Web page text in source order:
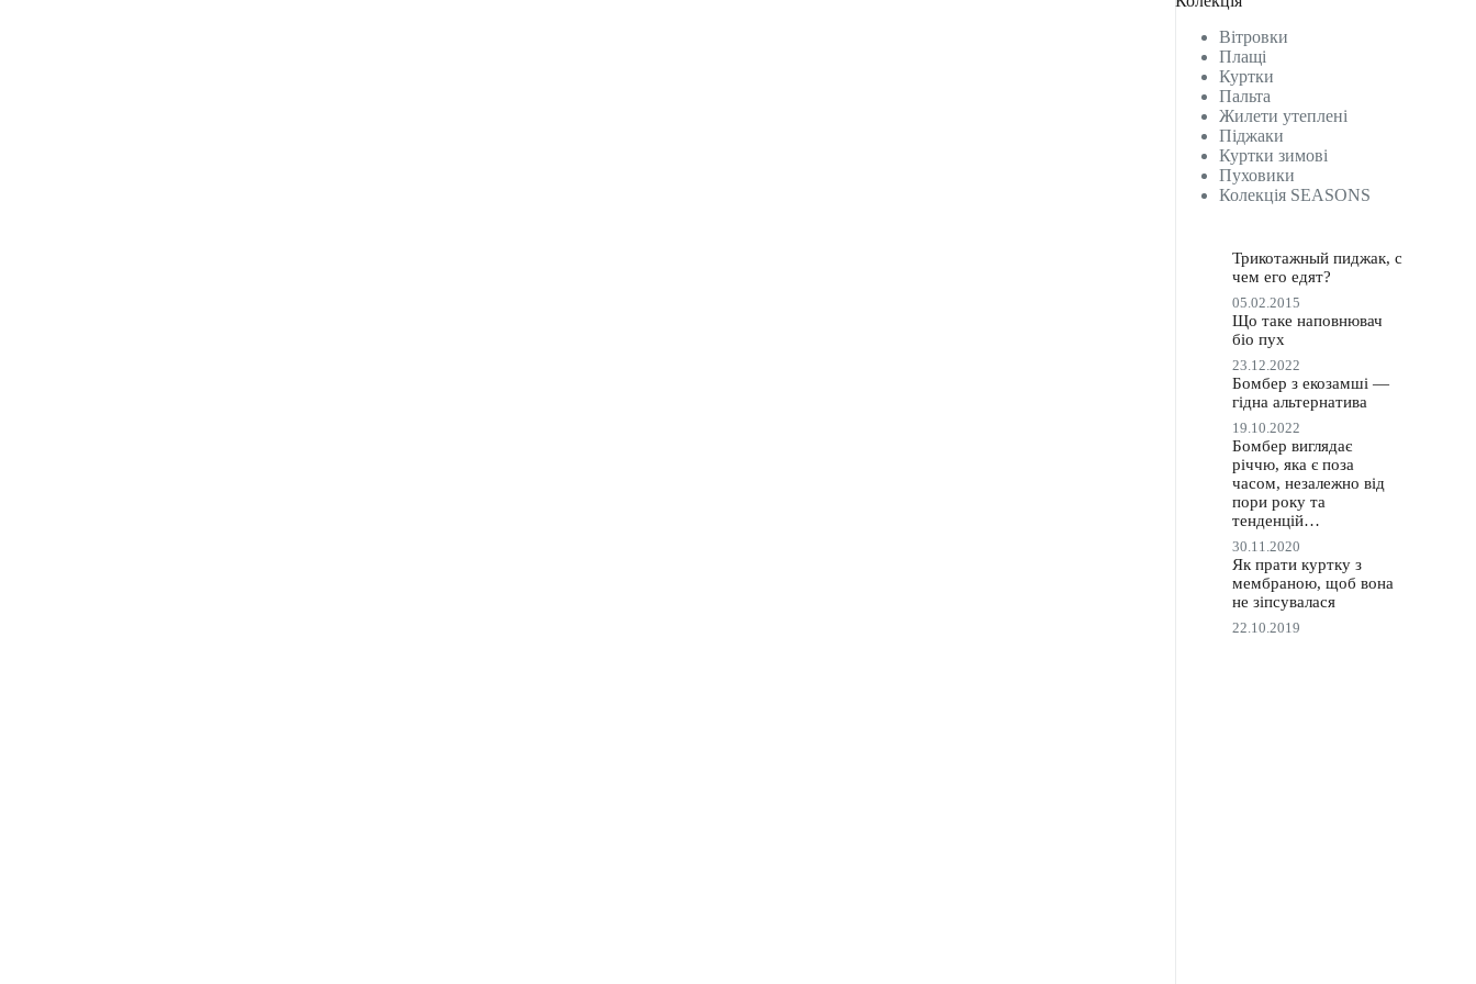
Вітровки
Плащі
Куртки
Пальта
Жилети утеплені
Піджаки
Куртки зимові
Пуховики
Колекція SEASONS
Трикотажный пиджак, с
чем его едят?
05.02.2015
Що таке наповнювач
біо пух
23.12.2022
Бомбер з екозамші —
гідна альтернатива
19.10.2022
Бомбер виглядає
річчю, яка є поза
часом, незалежно від
пори року та
тенденцій…
30.11.2020
Як прати куртку з
мембраною, щоб вона
не зіпсувалася
22.10.2019